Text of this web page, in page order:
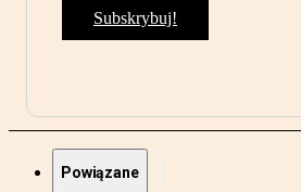
Subskrybuj!
Powiązane